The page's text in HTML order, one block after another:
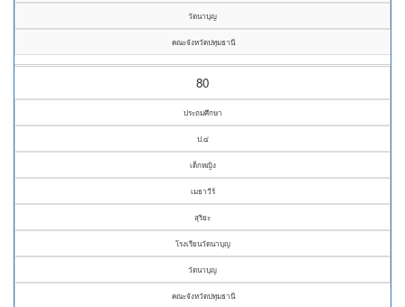
วัดนาบุญ
คณะจังหวัดปทุมธานี
80
ประถมศึกษา
ป.๔
เด็กหญิง
เมธาวีร์
สุริยะ
โรงเรียนวัดนาบุญ
วัดนาบุญ
คณะจังหวัดปทุมธานี